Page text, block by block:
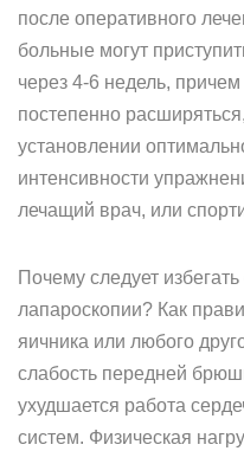
после оперативного
больные могут
через 4-6 недель,
постепенно
установлении
интенсивности
лечащий врач, или
Почему следует
лапароскопии? Как
яичника или любого
слабость передней
ухудшается работа
систем. Физическая